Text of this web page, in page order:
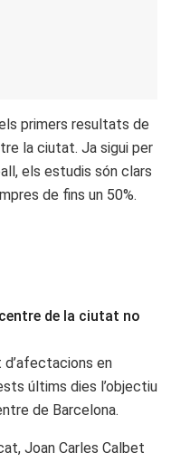
primers resultats de
la ciutat. Ja sigui per
els estudis són clars
de fins un 50%.
de la ciutat no
en
últims dies l’objectiu
de Barcelona.
Joan Carles Calbet